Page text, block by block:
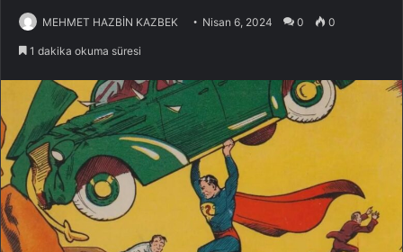
MEHMET HAZBİN KAZBEK Nisan 6, 2024 0 0
1 dakika okuma süresi